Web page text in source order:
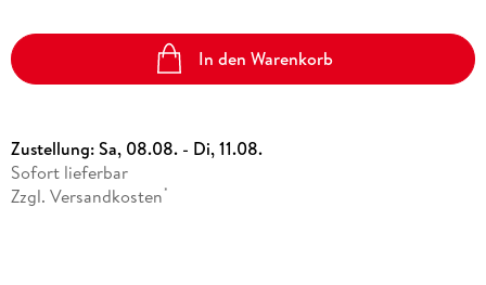
In den Warenkorb
Zustellung:Sa, 08.08. - Di, 11.08.
Sofort lieferbar
Zzgl. Versandkosten *